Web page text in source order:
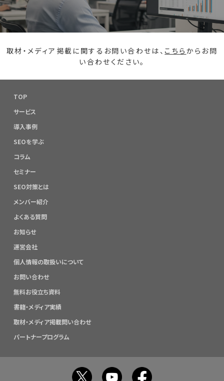
取材・メディア掲載に関するお問い合わせは、 こちら からお問
い合わせください。
TOP
サービス
導入事例
SEOを学ぶ
コラム
セミナー
SEO対策とは
メンバー紹介
よくある質問
お知らせ
運営会社
個人情報の取扱いについて
お問い合わせ
無料お役立ち資料
書籍・メディア実績
取材・メディア掲載問い合わせ
パートナープログラム